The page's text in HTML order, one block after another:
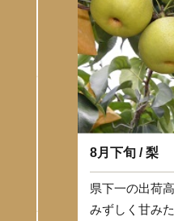
8月下旬 / 梨
県下一の出荷
みずしく甘み